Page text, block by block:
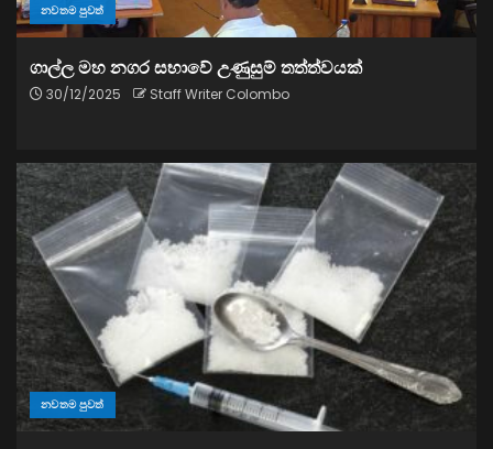
නවතම පුවත්
ගාල්ල මහ නගර සභාවේ උණුසුම් තත්ත්වයක්
30/12/2025 Staff Writer Colombo
නවතම පුවත්